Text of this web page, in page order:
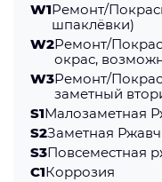
W1Ремонт/
шпаклёвки)
W2Ремонт/
окрас,
W3Ремонт/
заметный
S1Малозаметная
S2Заметная
S3Повсеместная
C1Коррозия